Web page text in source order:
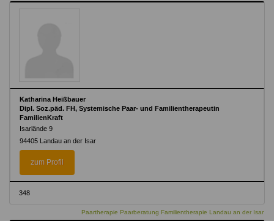
Katharina Heißbauer
Dipl. Soz.päd. FH, Systemische Paar- und Familientherapeutin
FamilienKraft
Isarlände 9
94405 Landau an der Isar
zum Profil
348
Paartherapie Paarberatung Familientherapie Landau an der Isar